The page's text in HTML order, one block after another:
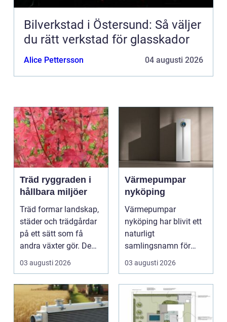
Bilverkstad i Östersund: Så väljer
du rätt verkstad för glasskador
Alice Pettersson 04 augusti 2026
Träd ryggraden i
hållbara miljöer
Träd formar landskap,
städer och trädgårdar
på ett sätt som få
andra växter gör. De
skapar rum, ger ...
03 augusti 2026
Värmepumpar
nyköping
Värmepumpar
nyköping har blivit ett
naturligt
samlingsnamn för
husägare som vill
kombinera lägre ene...
03 augusti 2026